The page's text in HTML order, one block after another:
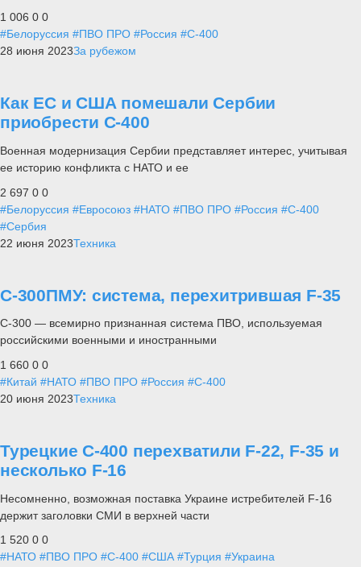
1 006 0 0
#Белоруссия #ПВО ПРО #Россия #С-400
28 июня 2023За рубежом
Как ЕС и США помешали Сербии
приобрести С-400
Военная модернизация Сербии представляет интерес, учитывая
ее историю конфликта с НАТО и ее
2 697 0 0
#Белоруссия #Евросоюз #НАТО #ПВО ПРО #Россия #С-400
#Сербия
22 июня 2023Техника
С-300ПМУ: система, перехитрившая F-35
С-300 — всемирно признанная система ПВО, используемая
российскими военными и иностранными
1 660 0 0
#Китай #НАТО #ПВО ПРО #Россия #С-400
20 июня 2023Техника
Турецкие С-400 перехватили F-22, F-35 и
несколько F-16
Несомненно, возможная поставка Украине истребителей F-16
держит заголовки СМИ в верхней части
1 520 0 0
#НАТО #ПВО ПРО #С-400 #США #Турция #Украина